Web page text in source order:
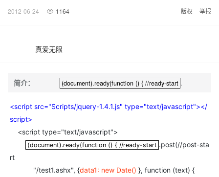
2012-06-24 1164 版权 举报
真爱无限
简介： (document).ready(function () { //ready-start
(document).ready(function () { //ready-start
.
<script src="Scripts/jquery-1.4.1.js" type="text/javascript"></
script>
<script type="text/javascript">
(document).ready(function () { //ready-start
(document).ready(function () { //ready-start.post(//post-sta
rt
"/test1.ashx", {data1: new Date() }, function (text) {